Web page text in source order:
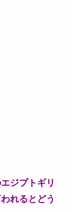
ジプトギリ
れるとどう